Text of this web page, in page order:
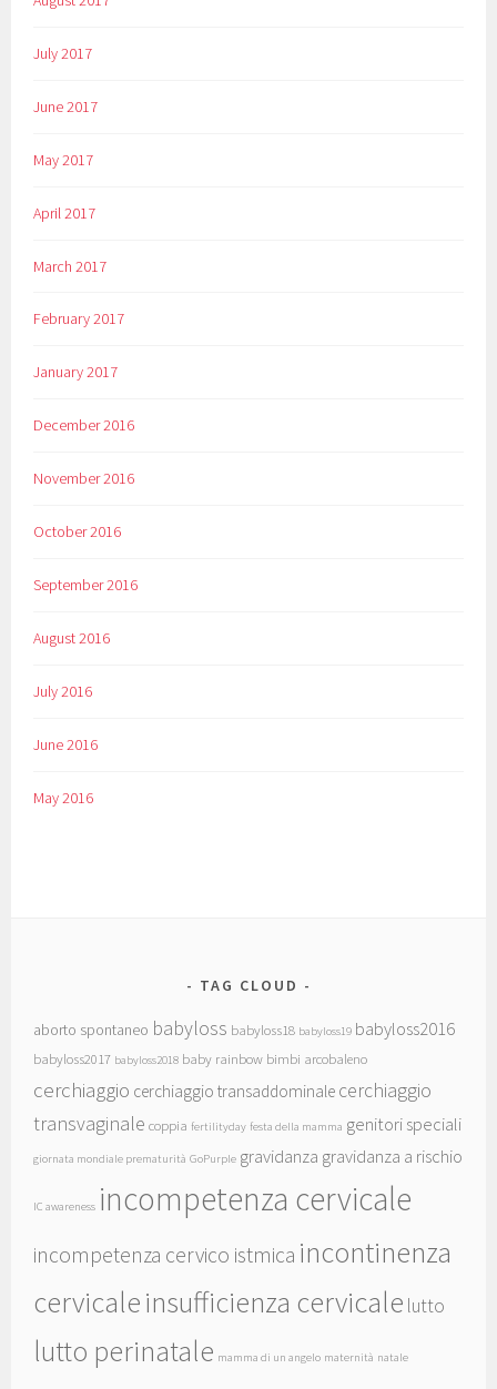
July 2017
June 2017
May 2017
April 2017
March 2017
February 2017
January 2017
December 2016
November 2016
October 2016
September 2016
August 2016
July 2016
June 2016
May 2016
TAG CLOUD
aborto spontaneo babyloss babyloss18 babyloss19 babyloss2016
babyloss2017 babyloss2018 baby rainbow bimbi arcobaleno
cerchiaggio cerchiaggio transaddominale cerchiaggio
transvaginale coppia fertilityday festa della mamma genitori speciali
giornata mondiale prematurità GoPurple gravidanza gravidanza a rischio
IC awareness incompetenza cervicale
incompetenza cervico istmica incontinenza
cervicaleinsufficienza cervicale lutto
lutto perinatale mamma di un angelo maternità natale